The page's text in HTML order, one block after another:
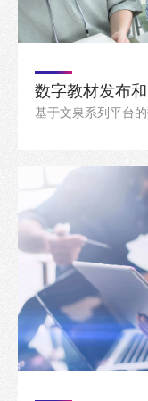
数字教材发布
基于文泉系列平台